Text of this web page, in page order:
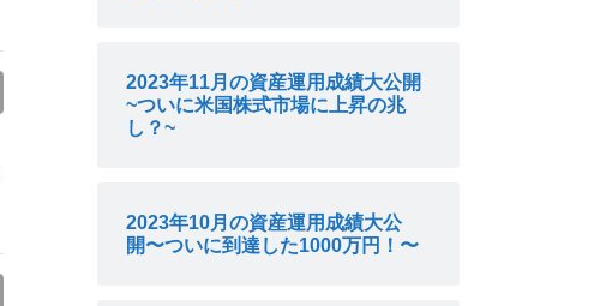
2023年11月の資産運用成績大公開
~ついに米国株式市場に上昇の兆
し？~
2023年10月の資産運用成績大公
開〜ついに到達した1000万円！〜